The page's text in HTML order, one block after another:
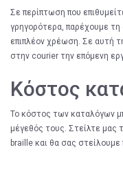
Σε περίπτωση που
γρηγορότερα, παρέχουμε
επιπλέον χρέωση. Σε αυτή
στην courier την επόμενη
Κόστος
Το κόστος των καταλόγων
μέγεθός τους. Στείλτε μας
braille και θα σας